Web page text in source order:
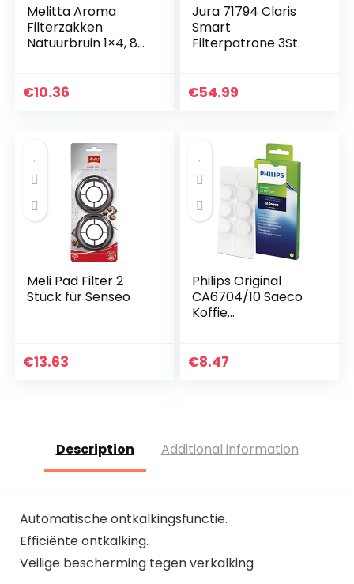
Melitta Aroma
Filterzakken
Natuurbruin 1×4, 80
€10.36
Jura 71794 Claris
Smart
Filterpatrone 3St.
€54.99
Meli Pad Filter 2
Stück für Senseo
€13.63
Philips Original
CA6704/10 Saeco
Koffie
Reinigingstabletten
€8.47
Description Additional information
Automatische ontkalkingsfunctie.
Efficiënte ontkalking.
Veilige bescherming tegen verkalking